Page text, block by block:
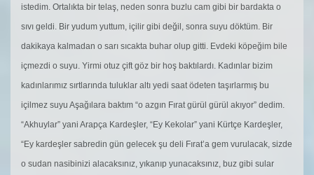
istedim. Ortalıkta bir telaş, neden sonra buzlu cam gibi bir bardakta o
sıvı geldi. Bir yudum yuttum, içilir gibi değil, sonra suyu döktüm. Bir
dakikaya kalmadan o sarı sıcakta buhar olup gitti. Evdeki köpeğim bile
içmezdi o suyu. Yirmi otuz çift göz bir hoş baktılardı. Kadınlar bizim
kadınlarımız sırtlarında tuluklar altı yedi saat ödeten taşırlarmış bu
içilmez suyu Aşağılara baktım “o azgın Fırat gürül gürül akıyor” dedim.
“Akhuylar” yani Arapça Kardeşler, “Ey Kekolar” yani Kürtçe Kardeşler,
“Ey kardeşler sabredin gün gelecek şu deli Fırat’a gem vurulacak, sizde
o sudan nasibinizi alacaksınız, yıkanıp yunacaksınız, buz gibi sular